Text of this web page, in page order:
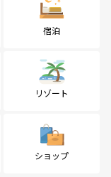
宿泊
リゾート
ショップ